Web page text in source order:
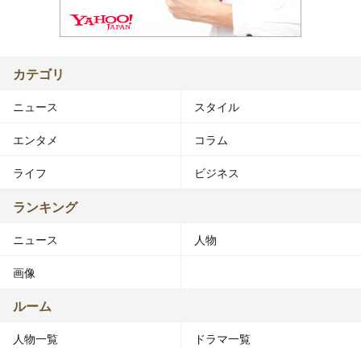
カテゴリ
ニュース スタイル
エンタメ コラム
ライフ ビジネス
ランキング
ニュース 人物
画像
ルーム
人物一覧 ドラマ一覧